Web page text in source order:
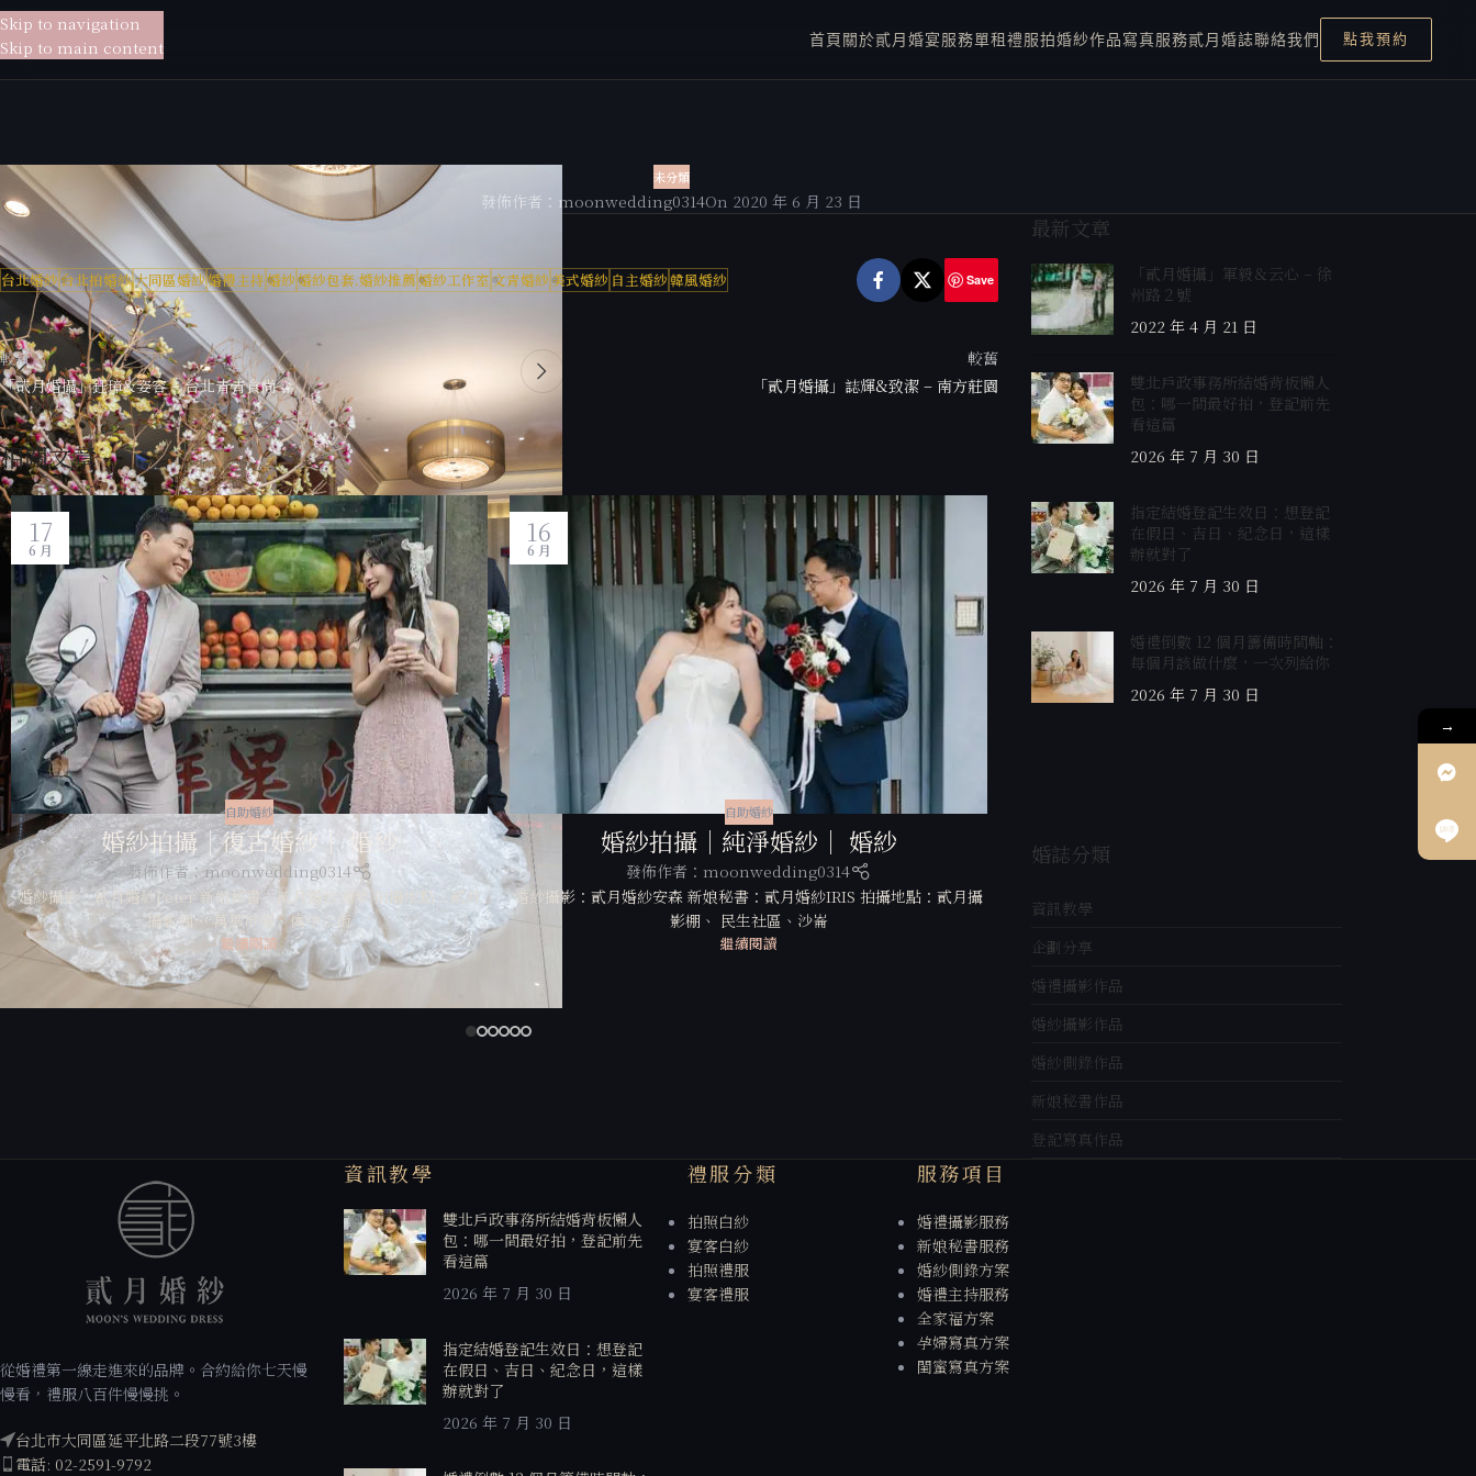
貳月婚紗 首頁 關於貳月 婚宴服務單租禮服拍婚紗作品寫真服務貳月婚誌聯絡我們 點我預約
Skip to navigation
Skip to main content
未分類
發佈作者： moonwedding0314On 2020 年 6 月 23 日
台北婚紗台北拍婚紗大同區婚紗婚禮主持婚紗婚紗包套.婚紗推薦婚紗工作室文青婚紗 美式婚紗 自主婚紗韓風婚紗 Save
較新
「貳月婚攝」鈺璋&姿容 – 台北青青食尚
較舊
「貳月婚攝」誌輝&致潔 – 南方莊園
相關文章
17
6 月
自助婚紗
婚紗拍攝｜復古婚紗｜ 婚紗
發佈作者：moonwedding0314
S
ave
婚紗攝影：貳月婚紗Peter 新娘秘書：貳月婚紗湘琴 拍攝地點：貳月
攝影棚、 萬華市場、僑中二街
繼續閱讀
16
6 月
自助婚紗
婚紗拍攝｜純淨婚紗｜ 婚紗
發佈作者：moonwedding0314
S
婚紗攝影：貳月婚紗安森 新娘秘書：貳月婚紗IRIS 拍攝地點：貳月攝
影棚、 民生社區、沙崙
繼續閱讀
16
6 月
婚紗拍攝｜浪漫婚紗｜ 婚紗
最新文章
「貳月婚攝」軍毅＆云心 – 徐
州路２號
2022 年 4 月 21 日
雙北戶政事務所結婚背板懶人
包：哪一間最好拍，登記前先
看這篇
2026 年 7 月 30 日
指定結婚登記生效日：想登記
在假日、吉日、紀念日，這樣
辦就對了
2026 年 7 月 30 日
婚禮倒數 12 個月籌備時間軸：
每個月該做什麼，一次列給你
2026 年 7 月 30 日
婚誌分類
資訊教學
企劃分享
婚禮攝影作品
婚紗攝影作品
婚紗側錄作品
新娘秘書作品
登記寫真作品
從婚禮第一線走進來的品牌。合約給你七天慢
慢看，禮服八百件慢慢挑。
台北市大同區延平北路二段77號3樓
電話: 02-2591-9792
資訊教學
雙北戶政事務所結婚背板懶人
包：哪一間最好拍，登記前先
看這篇
2026 年 7 月 30 日
指定結婚登記生效日：想登記
在假日、吉日、紀念日，這樣
辦就對了
2026 年 7 月 30 日
禮服分類
拍照白紗
宴客白紗
拍照禮服
宴客禮服
服務項目
婚禮攝影服務
新娘秘書服務
婚紗側錄方案
婚禮主持服務
全家福方案
孕婦寫真方案
閨蜜寫真方案
→